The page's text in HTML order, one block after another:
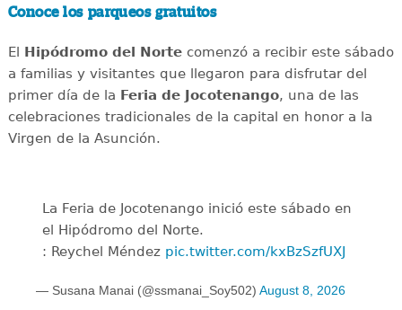
Conoce los parqueos gratuitos
El Hipódromo del Nortecomenzó a recibir este sábado
a familias y visitantes que llegaron para disfrutar del
primer día de la Feria de Jocotenango, una de las
celebraciones tradicionales de la capital en honor a la
Virgen de la Asunción.
La Feria de Jocotenango inició este sábado en
el Hipódromo del Norte.
: Reychel Méndez pic.twitter.com/kxBzSzfUXJ
— Susana Manai (@ssmanai_Soy502) August 8, 2026